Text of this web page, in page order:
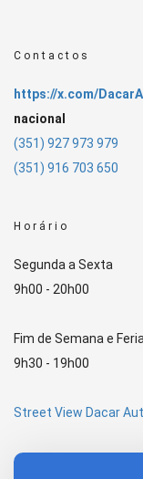
Contactos
https://x.com/
nacional
(351) 927 973 979
(351) 916 703 650
Horário
Segunda a Sexta
9h00 - 20h00
Fim de Semana e
9h30 - 19h00
Street View Dacar